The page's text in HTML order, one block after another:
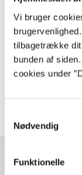
Vi bruger
tilbagetrække dit
bunden af
cookies under
Nødvendig
Funktionelle
Artiklen er en